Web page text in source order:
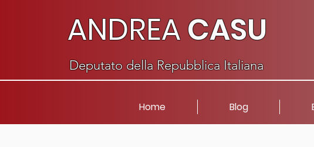
ANDREACASU
Deputato della Repubblica Italiana
Home Blog